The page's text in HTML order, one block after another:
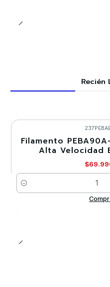
Recién
-30%
Filamento
Alta Velocidad
Cantidad